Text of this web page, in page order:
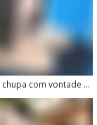
Novata safada chupa com vontade o pau do cachorro